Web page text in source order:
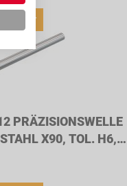
PRÄZISIONSWELLE
X90, TOL. H6,